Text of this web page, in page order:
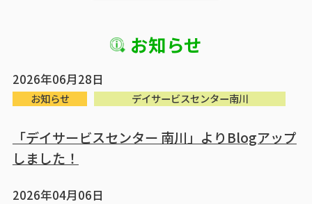
お知らせ
2026年06月28日
お知らせ デイサービスセンター南川
「デイサービスセンター 南川」よりBlogアップ
しました！
2026年04月06日